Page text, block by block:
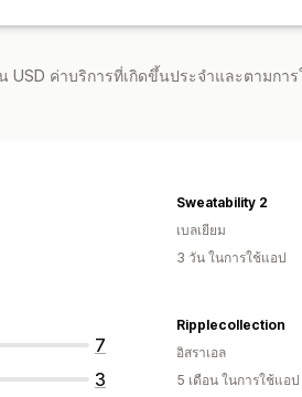
USD ค่าบริการที่เกิดขึ้นประจำและตามกา
7
3
Sweatability 2
เบลเยียม
3 วัน ในการใช้แอป
Ripplecollection
อิสราเอล
5 เดือน ในการใช้แอป